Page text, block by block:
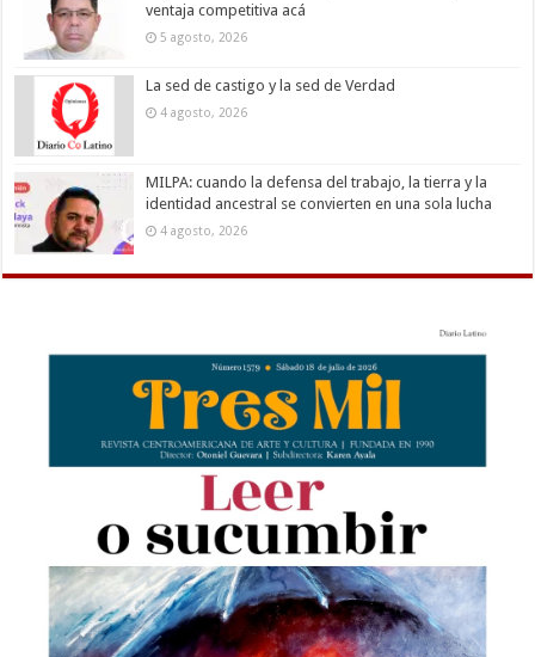
ventaja competitiva acá
5 agosto, 2026
La sed de castigo y la sed de Verdad
4 agosto, 2026
MILPA: cuando la defensa del trabajo, la tierra y la
identidad ancestral se convierten en una sola lucha
4 agosto, 2026